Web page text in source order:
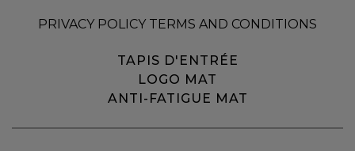
PRIVACY POLICY TERMS AND CONDITIONS
TAPIS D'ENTRÉE
LOGO MAT
ANTI-FATIGUE MAT